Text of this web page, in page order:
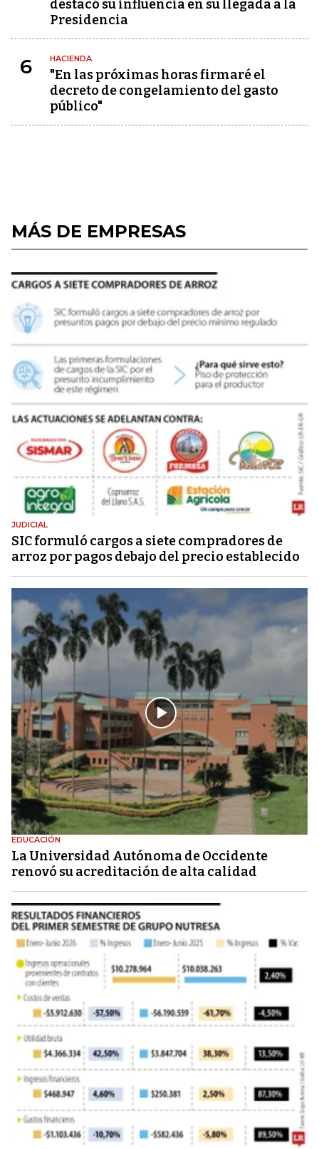
destacó su influencia en su llegada a la
Presidencia
6 HACIENDA
"En las próximas horas firmaré el
decreto de congelamiento del gasto
público"
MÁS DE EMPRESAS
JUDICIAL
SIC formuló cargos a siete compradores de
arroz por pagos debajo del precio establecido
EDUCACIÓN
La Universidad Autónoma de Occidente
renovó su acreditación de alta calidad